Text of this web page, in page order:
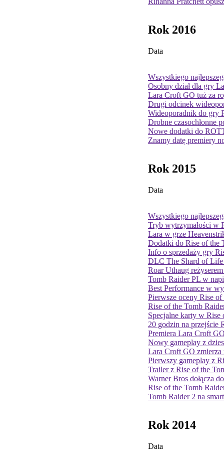
Rok 2016
Data
Wszystkiego
Osobny dział dla gry
Lara Croft GO tuż za
Drugi odcinek
Wideoporadnik do gry
Drobne czasochłonne
Nowe dodatki do
Znamy datę premiery
Rok 2015
Data
Wszystkiego
Tryb wytrzymałości w
Lara w grze
Dodatki do Rise of the
Info o sprzedaży gry
DLC The Shard of
Roar Uthaug
Tomb Raider PL w
Best Performance w
Pierwsze oceny Rise
Rise of the Tomb
Specjalne karty w Rise
20 godzin na przejście
Premiera Lara Croft
Nowy gameplay z
Lara Croft GO zmierza
Pierwszy gameplay z
Trailer z Rise of the
Warner Bros dołącza
Rise of the Tomb
Tomb Raider 2 na
Rok 2014
Data